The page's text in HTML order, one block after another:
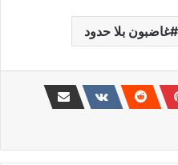
غاضبون بلا حدود